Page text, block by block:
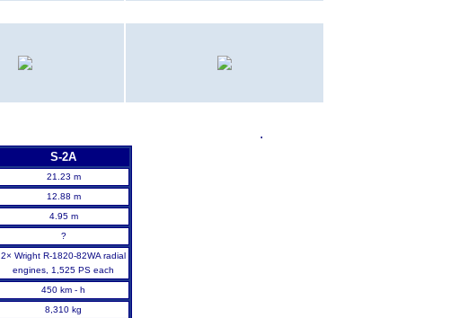
.
S-2A
21.23 m
12.88 m
4.95 m
?
2× Wright R-1820-82WA radial
engines, 1,525 PS each
450 km - h
8,310 kg